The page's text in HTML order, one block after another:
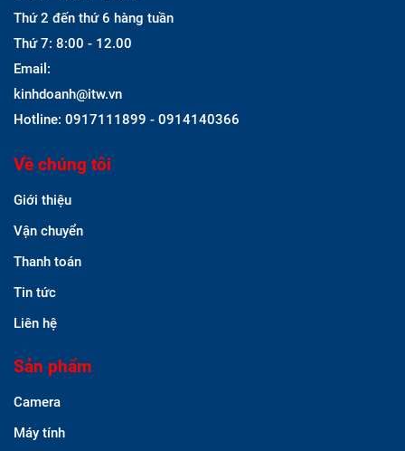
Thứ 2 đến thứ 6 hàng tuần
Thứ 7: 8:00 - 12.00
Email:
kinhdoanh@itw.vn
Hotline: 0917111899 - 0914140366
Về chúng tôi
Giới thiệu
Vận chuyển
Thanh toán
Tin tức
Liên hệ
Sản phẩm
Camera
Máy tính